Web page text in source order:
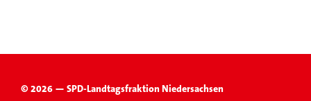
© 2026 — SPD-Landtagsfraktion Niedersachsen